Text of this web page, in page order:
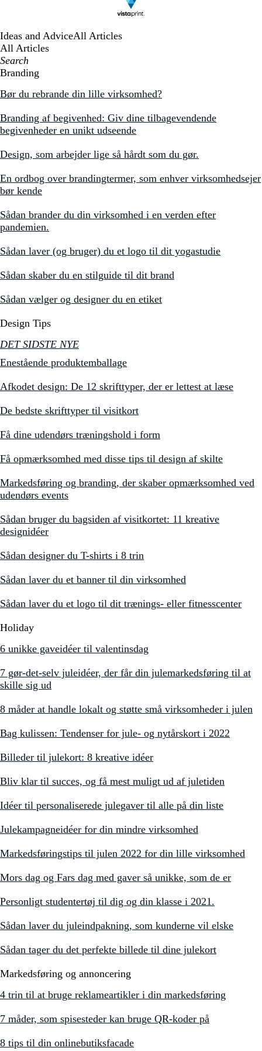
Ideas and AdviceAll Articles
All Articles
Search
Branding
Bør du rebrande din lille virksomhed?
Branding af begivenhed: Giv dine tilbagevendende
begivenheder en unikt udseende
Design, som arbejder lige så hårdt som du gør.
En ordbog over brandingtermer, som enhver virksomhedsejer
bør kende
Sådan brander du din virksomhed i en verden efter
pandemien.
Sådan laver (og bruger) du et logo til dit yogastudie
Sådan skaber du en stilguide til dit brand
Sådan vælger og designer du en etiket
Design Tips
DET SIDSTE NYE
Enestående produktemballage
Afkodet design: De 12 skrifttyper, der er lettest at læse
De bedste skrifttyper til visitkort
Få dine udendørs træningshold i form
Få opmærksomhed med disse tips til design af skilte
Markedsføring og branding, der skaber opmærksomhed ved
udendørs events
Sådan bruger du bagsiden af visitkortet: 11 kreative
designidéer
Sådan designer du T-shirts i 8 trin
Sådan laver du et banner til din virksomhed
Sådan laver du et logo til dit trænings- eller fitnesscenter
Holiday
6 unikke gaveidéer til valentinsdag
7 gør-det-selv juleidéer, der får din julemarkedsføring til at
skille sig ud
8 måder at handle lokalt og støtte små virksomheder i julen
Bag kulissen: Tendenser for jule- og nytårskort i 2022
Billeder til julekort: 8 kreative idéer
Bliv klar til succes, og få mest muligt ud af juletiden
Idéer til personaliserede julegaver til alle på din liste
Julekampagneidéer for din mindre virksomhed
Markedsføringstips til julen 2022 for din lille virksomhed
Mors dag og Fars dag med gaver så unikke, som de er
Personligt studentertøj til dig og din klasse i 2021.
Sådan laver du juleindpakning, som kunderne vil elske
Sådan tager du det perfekte billede til dine julekort
Markedsføring og annoncering
4 trin til at bruge reklameartikler i din markedsføring
7 måder, som spisesteder kan bruge QR-koder på
8 tips til din onlinebutiksfacade